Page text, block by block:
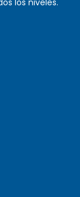
los niveles.